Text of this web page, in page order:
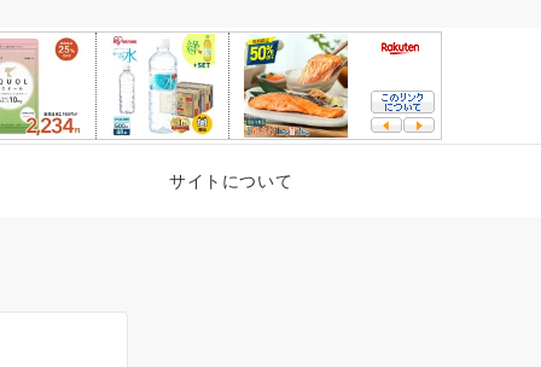
サイトについて